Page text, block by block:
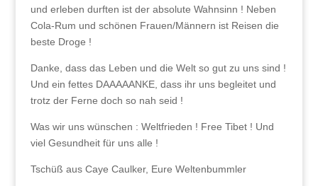
und erleben durften ist der absolute Wahnsinn ! Neben
Cola-Rum und schönen Frauen/Männern ist Reisen die
beste Droge !
Danke, dass das Leben und die Welt so gut zu uns sind !
Und ein fettes DAAAAANKE, dass ihr uns begleitet und
trotz der Ferne doch so nah seid !
Was wir uns wünschen : Weltfrieden ! Free Tibet ! Und
viel Gesundheit für uns alle !
Tschüß aus Caye Caulker, Eure Weltenbummler